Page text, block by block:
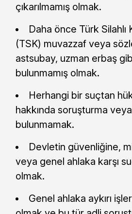
çıkarılmamış olmak.
Daha önce Türk
(TSK) muvazzaf veya
astsubay, uzman erbaş
bulunmamış olmak.
Herhangi bir suçtan
hakkında soruşturma
bulunmamak.
Devletin güvenliğine,
veya genel ahlaka karşı
olmak.
Genel ahlaka aykırı